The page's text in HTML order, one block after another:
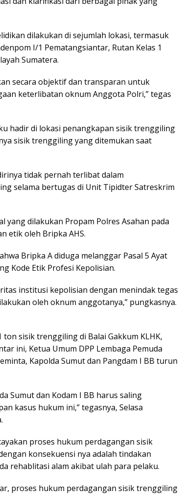
dilakukan di sejumlah lokasi, termasuk
I/1 Pematangsiantar, Rutan Kelas 1
Sumatera.
secara objektif dan transparan untuk
keterlibatan oknum Anggota Polri,” tegas
hadir di lokasi penangkapan sisik trenggiling
sisik trenggiling yang ditemukan saat
tidak pernah terlibat dalam
selama bertugas di Unit Tipidter Satreskrim
dilakukan Propam Polres Asahan pada
etik oleh Bripka AHS.
Bripka A diduga melanggar Pasal 5 Ayat
Kode Etik Profesi Kepolisian.
institusi kepolisian dengan menindak tegas
oleh oknum anggotanya,” pungkasnya.
sisik trenggiling di Balai Gakkum KLHK,
ini, Ketua Umum DPP Lembaga Pemuda
Kapolda Sumut dan Pangdam I BB turun
Sumut dan Kodam I BB harus saling
kasus hukum ini,” tegasnya, Selasa
proses hukum perdagangan sisik
konsekuensi nya adalah tindakan
rehablitasi alam akibat ulah para pelaku.
proses hukum perdagangan sisik trenggiling